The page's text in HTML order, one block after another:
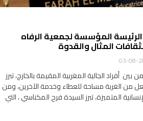
المؤسسة لجمعية الرفاه
المثال والقدوة
أفراد الجالية المغربية المقيمة بالخارج، تبرز
من الغربة مساحة للعطاء وخدمة الآخرين، ومن
المتميزة، تبرز السيدة فرح المكناسي ، التي